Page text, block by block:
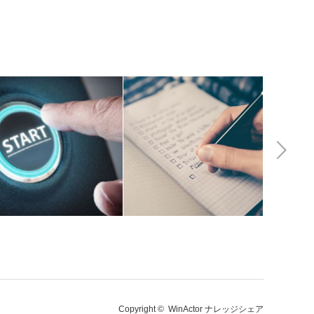
Next
Copyright © WinActor ナレッジシェア